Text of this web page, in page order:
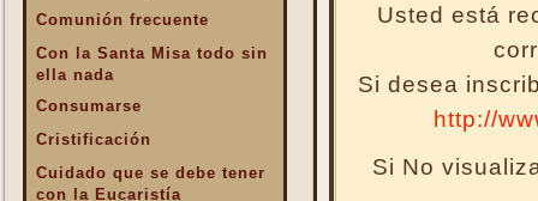
Comunión frecuente
Con la Santa Misa todo sin
ella nada
Consumarse
Cristificación
Cuidado que se debe tener
con la Eucaristía
Usted está
Si desea
http://
Si No